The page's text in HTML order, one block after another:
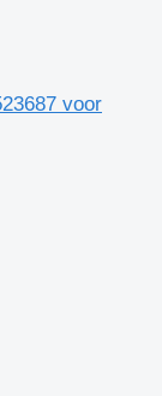
voor